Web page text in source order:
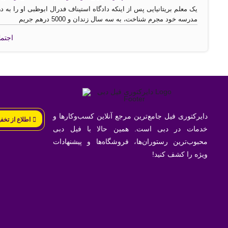
یک معلم بریتانیایی پس از اینکه دادگاه استیناف فدرال ابوظبی او را
مدرسه خود مجرم شناخت، به سه سال زندان و 5000 درهم جریم
اطلاع از
دایرکتوری فیل جامع‌ترین مرجع آنلاین کسب‌وکارها و
خدمات در دبی است. همین حالا با فیل دبی
محبوب‌ترین رستوران‌ها، فروشگاه‌ها و پیشنهادات
ویژه را کشف کنید!